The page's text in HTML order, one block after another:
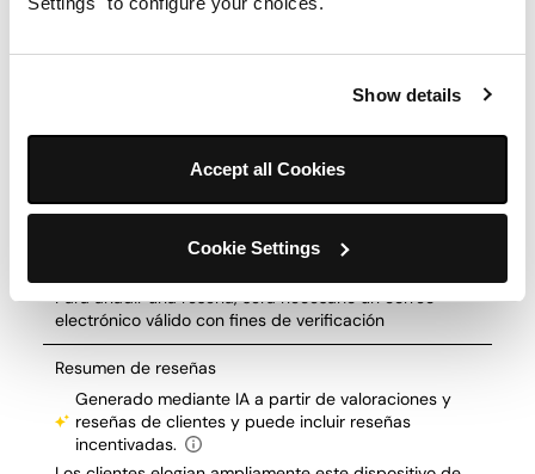
Show details
Accept all Cookies
Cookie Settings